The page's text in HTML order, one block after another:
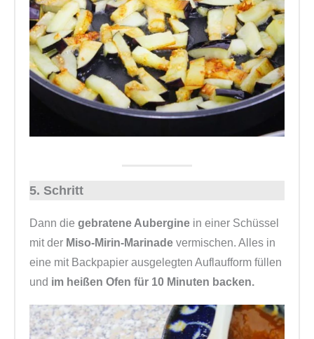
5. Schritt
Dann die gebratene Aubergine in einer Schüssel
mit der Miso-Mirin-Marinade vermischen. Alles in
eine mit Backpapier ausgelegten Auflaufform füllen
und im heißen Ofen für 10 Minuten backen.